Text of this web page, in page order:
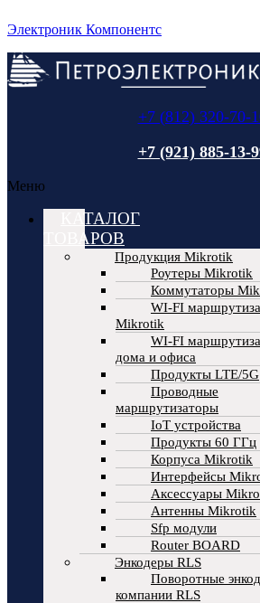
Электроник Компонентс
+7 (812) 320-70-
+7 (921) 885-13-
Меню
КАТАЛОГ
ТОВАРОВ
Продукция Mikrotik
Роутеры Mikrotik
Коммутаторы
WI-FI
Mikrotik
WI-FI
дома и офиса
Продукты LTE/5G
Проводные
маршрутизаторы
IoT устройства
Продукты 60 ГГц
Корпуса Mikrotik
Интерфейсы
Аксессуары
Антенны Mikrotik
Sfp модули
Router BOARD
Энкодеры RLS
Поворотные
компании RLS